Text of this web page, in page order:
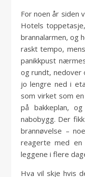
For noen år siden
Hotels
brannalarmen, og
raskt tempo,
panikkpust
og rundt, nedover
jo lengre ned i
som virket som
på bakkeplan,
nabobygg. Der
brannøvelse –
reagerte med
leggene i flere
Hva vil skje hvis